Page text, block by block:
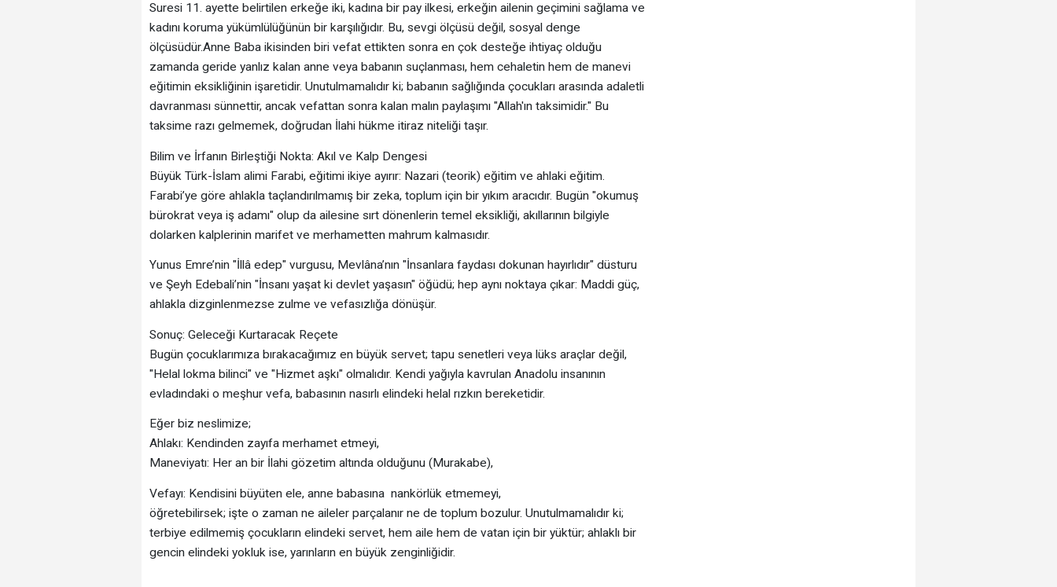
Suresi 11. ayette belirtilen erkeğe iki, kadına bir pay ilkesi, erkeğin ailenin geçimini sağlama ve
kadını koruma yükümlülüğünün bir karşılığıdır. Bu, sevgi ölçüsü değil, sosyal denge
ölçüsüdür.Anne Baba ikisinden biri vefat ettikten sonra en çok desteğe ihtiyaç olduğu
zamanda geride yanlız kalan anne veya babanın suçlanması, hem cehaletin hem de manevi
eğitimin eksikliğinin işaretidir. Unutulmamalıdır ki; babanın sağlığında çocukları arasında adaletli
davranması sünnettir, ancak vefattan sonra kalan malın paylaşımı "Allah'ın taksimidir." Bu
taksime razı gelmemek, doğrudan İlahi hükme itiraz niteliği taşır.
​Bilim ve İrfanın Birleştiği Nokta: Akıl ve Kalp Dengesi
​Büyük Türk-İslam alimi Farabi, eğitimi ikiye ayırır: Nazari (teorik) eğitim ve ahlaki eğitim.
Farabi’ye göre ahlakla taçlandırılmamış bir zeka, toplum için bir yıkım aracıdır. Bugün "okumuş
bürokrat veya iş adamı" olup da ailesine sırt dönenlerin temel eksikliği, akıllarının bilgiyle
dolarken kalplerinin marifet ve merhametten mahrum kalmasıdır.
​Yunus Emre’nin "İllâ edep" vurgusu, Mevlâna’nın "İnsanlara faydası dokunan hayırlıdır" düsturu
ve Şeyh Edebali’nin "İnsanı yaşat ki devlet yaşasın" öğüdü; hep aynı noktaya çıkar: Maddi güç,
ahlakla dizginlenmezse zulme ve vefasızlığa dönüşür.
​Sonuç: Geleceği Kurtaracak Reçete
​Bugün çocuklarımıza bırakacağımız en büyük servet; tapu senetleri veya lüks araçlar değil,
"Helal lokma bilinci" ve "Hizmet aşkı" olmalıdır. Kendi yağıyla kavrulan Anadolu insanının
evladındaki o meşhur vefa, babasının nasırlı elindeki helal rızkın bereketidir.
​Eğer biz neslimize;
​Ahlakı: Kendinden zayıfa merhamet etmeyi,
​Maneviyatı: Her an bir İlahi gözetim altında olduğunu (Murakabe),
​Vefayı: Kendisini büyüten ele, anne babasına nankörlük etmemeyi,
​öğretebilirsek; işte o zaman ne aileler parçalanır ne de toplum bozulur. Unutulmamalıdır ki;
terbiye edilmemiş çocukların elindeki servet, hem aile hem de vatan için bir yüktür; ahlaklı bir
gencin elindeki yokluk ise, yarınların en büyük zenginliğidir.